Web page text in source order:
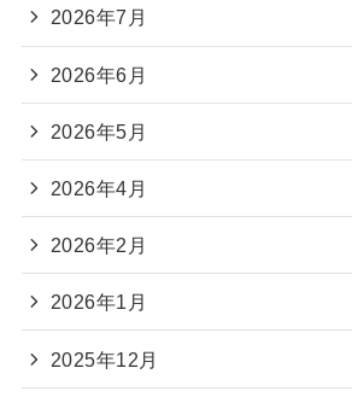
2026年7月
2026年6月
2026年5月
2026年4月
2026年2月
2026年1月
2025年12月